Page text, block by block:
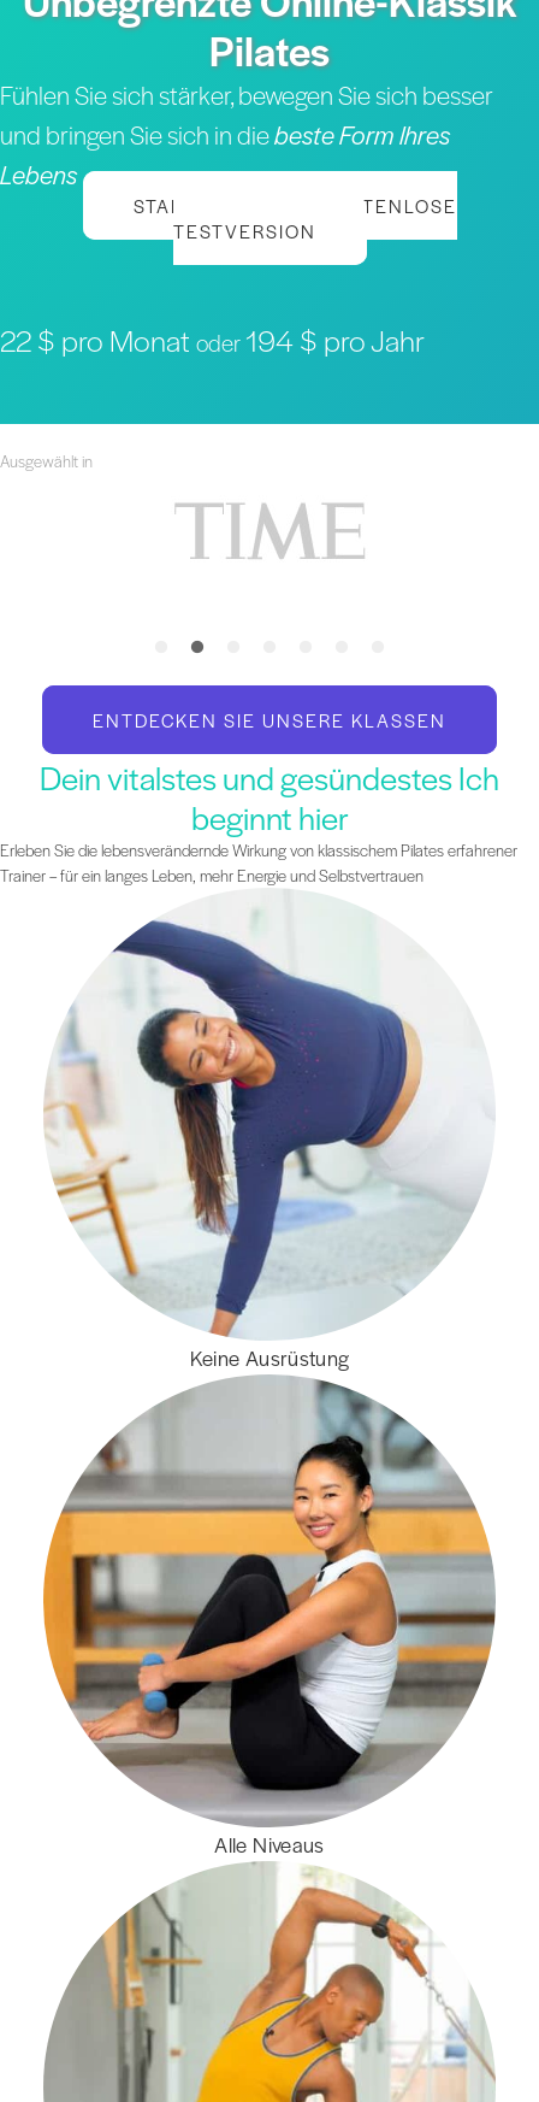
Pilates
Fühlen Sie sich stärker, bewegen Sie sich besser
und bringen Sie sich in diebeste Form Ihres
Lebens
STARTEN SIE IHRE KOSTENLOSE
TESTVERSION
22 $ pro Monat oder194 $ pro Jahr
Ausgewählt in
ENTDECKEN SIE UNSERE KLASSEN
Dein vitalstes und gesündestes Ich
beginnt hier
Erleben Sie die lebensverändernde Wirkung von klassischem Pilates erfahrener
Trainer – für ein langes Leben, mehr Energie und Selbstvertrauen
Keine Ausrüstung
Alle Niveaus